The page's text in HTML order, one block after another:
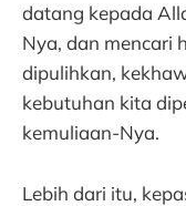
datang kepada
Nya, dan mencari
dipulihkan,
kebutuhan kita
kemuliaan-Nya.
Lebih dari itu,